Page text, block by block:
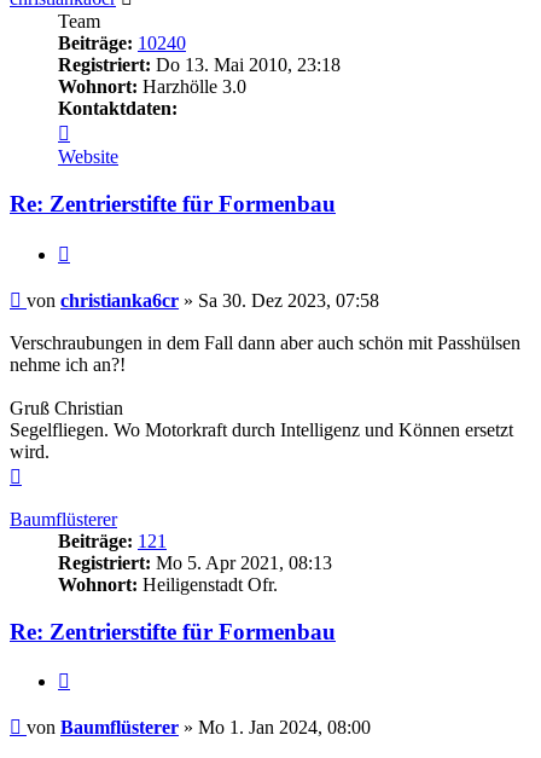
Team
Beiträge: 10240
Registriert: Do 13. Mai 2010, 23:18
Wohnort: Harzhölle 3.0
Kontaktdaten:
von
christianka6cr
Website
Re: Zentrierstifte für Formenbau
Beitrag
von christianka6cr » Sa 30. Dez 2023, 07:58
Verschraubungen in dem Fall dann aber auch schön mit Passhülsen
nehme ich an?!
Gruß Christian
Segelfliegen. Wo Motorkraft durch Intelligenz und Können ersetzt
wird.
Baumflüsterer
Beiträge: 121
Registriert: Mo 5. Apr 2021, 08:13
Wohnort: Heiligenstadt Ofr.
Re: Zentrierstifte für Formenbau
Beitrag
von Baumflüsterer » Mo 1. Jan 2024, 08:00